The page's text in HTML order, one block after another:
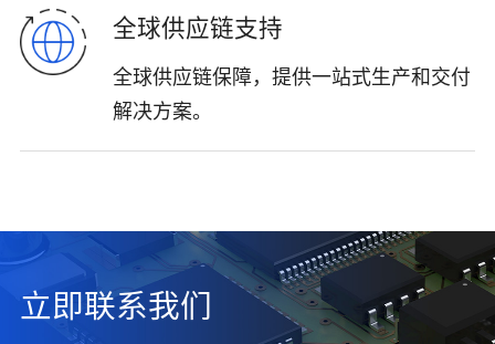
全球供应链支持
全球供应链保障，提供一站式生产和交付
解决方案。
立即联系我们